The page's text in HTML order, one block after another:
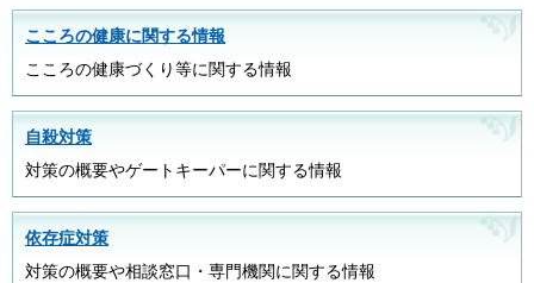
こころの健康に関する情報
こころの健康づくり等に関する情報
自殺対策
対策の概要やゲートキーパーに関する情報
依存症対策
対策の概要や相談窓口・専門機関に関する情報